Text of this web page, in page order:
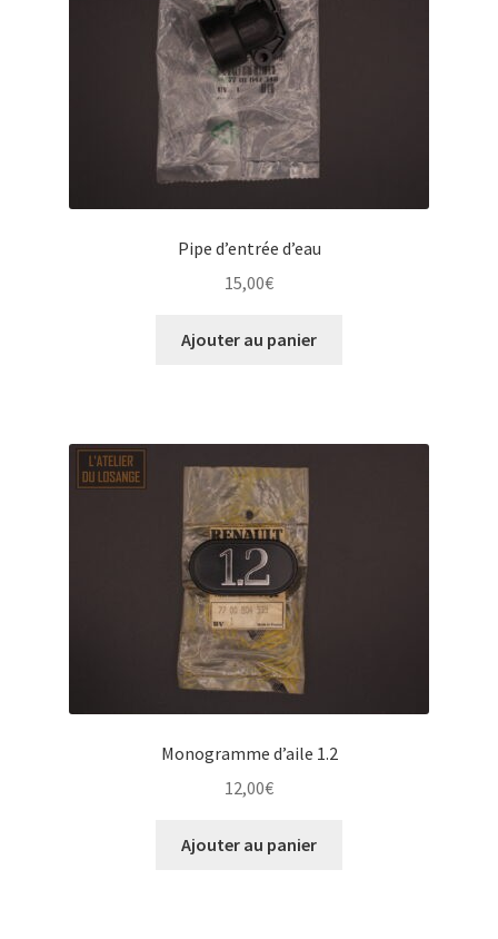
Pipe d’entrée d’eau
15,00€
Ajouter au panier
Monogramme d’aile 1.2
12,00€
Ajouter au panier